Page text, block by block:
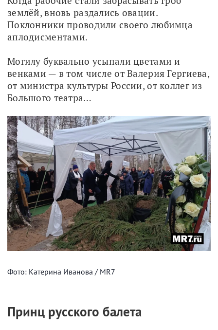
землёй, вновь раздались овации.
Поклонники проводили своего любимца
аплодисментами.
Могилу буквально усыпали цветами и
венками — в том числе от Валерия Гергиева,
от министра культуры России, от коллег из
Большого театра…
Фото: Катерина Иванова / MR7
Принц русского балета